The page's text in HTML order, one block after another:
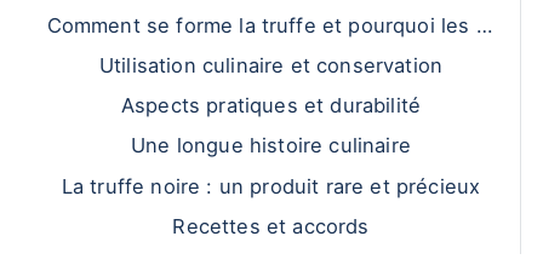
oir ?
Comment se forme la truffe et pourquoi les re
ndements varient-ils ?
Utilisation culinaire et conservation
Aspects pratiques et durabilité
Une longue histoire culinaire
La truffe noire : un produit rare et précieux
Recettes et accords